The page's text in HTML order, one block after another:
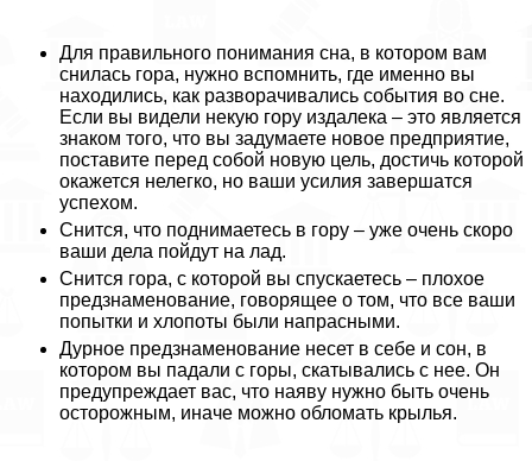
Для правильного понимания сна, в котором вам
снилась гора, нужно вспомнить, где именно вы
находились, как разворачивались события во сне.
Если вы видели некую гору издалека – это является
знаком того, что вы задумаете новое предприятие,
поставите перед собой новую цель, достичь которой
окажется нелегко, но ваши усилия завершатся
успехом.
Снится, что поднимаетесь в гору – уже очень скоро
ваши дела пойдут на лад.
Снится гора, с которой вы спускаетесь – плохое
предзнаменование, говорящее о том, что все ваши
попытки и хлопоты были напрасными.
Дурное предзнаменование несет в себе и сон, в
котором вы падали с горы, скатывались с нее. Он
предупреждает вас, что наяву нужно быть очень
осторожным, иначе можно обломать крылья.